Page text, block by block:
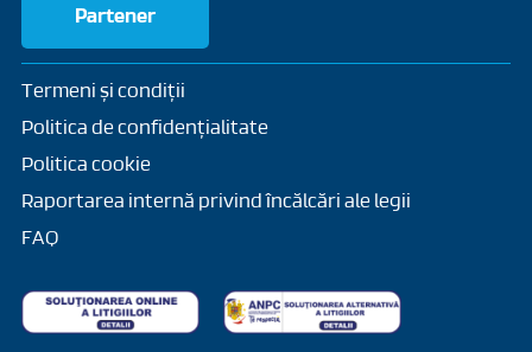
Partener
Termeni și condiții
Politica de confidențialitate
Politica cookie
Raportarea internă privind încălcări ale legii
FAQ